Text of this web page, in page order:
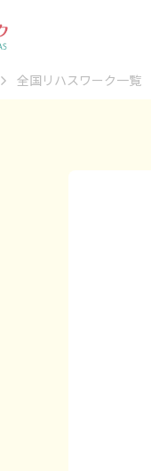
全国リハスワーク一覧